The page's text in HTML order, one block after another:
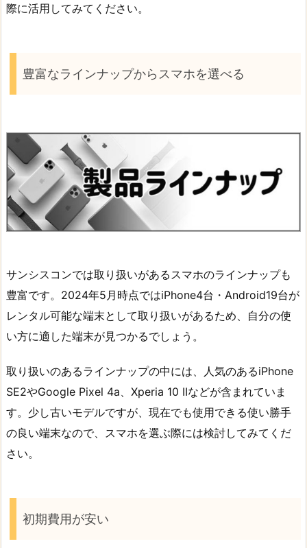
際に活用してみてください。
豊富なラインナップからスマホを選べる
サンシスコンでは取り扱いがあるスマホのラインナップも
豊富です。2024年5月時点ではiPhone4台・Android19台が
レンタル可能な端末として取り扱いがあるため、自分の使
い方に適した端末が見つかるでしょう。
取り扱いのあるラインナップの中には、人気のあるiPhone
SE2やGoogle Pixel 4a、Xperia 10 IIなどが含まれていま
す。少し古いモデルですが、現在でも使用できる使い勝手
の良い端末なので、スマホを選ぶ際には検討してみてくだ
さい。
初期費用が安い